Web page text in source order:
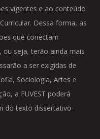
vigentes e ao conteúdo
Dessa forma, as
que conectam
ou seja, terão ainda mais
a ser exigidas de
Sociologia, Artes e
a FUVEST poderá
do texto dissertativo-